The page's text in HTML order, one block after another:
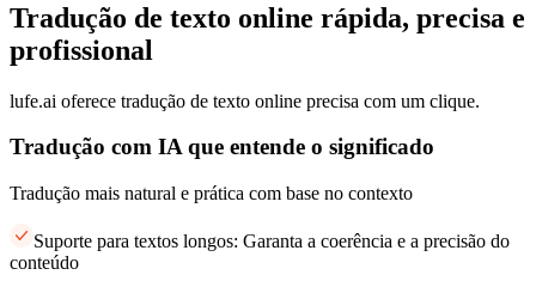
Tradução de texto online rápida, precisa e
profissional
lufe.ai oferece tradução de texto online precisa com um clique.
Tradução com IA que entende o significado
Tradução mais natural e prática com base no contexto
Suporte para textos longos: Garanta a coerência e a precisão do
conteúdo